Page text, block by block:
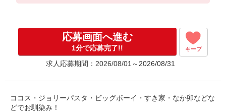
土日・祝は時給＋100円
早朝手当（6:00〜8:00）時給＋100円
応募画面へ進む
1分で応募完了!! キープ
求人応募期間：2026/08/01～2026/08/31
ココス・ジョリーパスタ・ビッグボーイ・すき家・なか卯などな
どでお馴染み！